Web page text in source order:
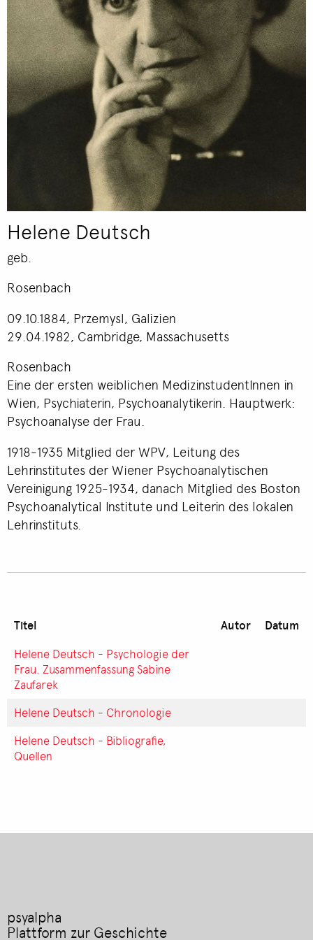
Helene Deutsch
geb.
Rosenbach
09.10.1884, Przemysl, Galizien
29.04.1982, Cambridge, Massachusetts
Rosenbach
Eine der ersten weiblichen MedizinstudentInnen in
Wien, Psychiaterin, Psychoanalytikerin. Hauptwerk:
Psychoanalyse der Frau.
1918-1935 Mitglied der WPV, Leitung des
Lehrinstitutes der Wiener Psychoanalytischen
Vereinigung 1925-1934, danach Mitglied des Boston
Psychoanalytical Institute und Leiterin des lokalen
Lehrinstituts.
Titel Autor Datum
Helene Deutsch - Psychologie der
Frau. Zusammenfassung Sabine
Zaufarek
Helene Deutsch - Chronologie
Helene Deutsch - Bibliografie,
Quellen
psyalpha
Plattform zur Geschichte